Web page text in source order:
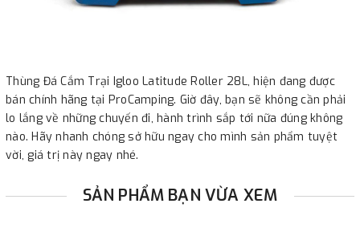
Thùng Đá Cắm Trại Igloo Latitude Roller 28L, hiện đang được
bán chính hãng tại ProCamping. Giờ đây, bạn sẽ không cần phải
lo lắng về những chuyến đi, hành trình sắp tới nữa đúng không
nào. Hãy nhanh chóng sở hữu ngay cho mình sản phẩm tuyệt
vời, giá trị này ngay nhé.
SẢN PHẨM BẠN VỪA XEM